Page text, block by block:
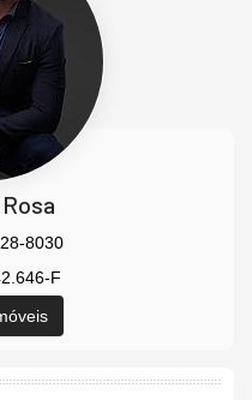
conhecer este lindo
sem aviso prévio.
8030
F